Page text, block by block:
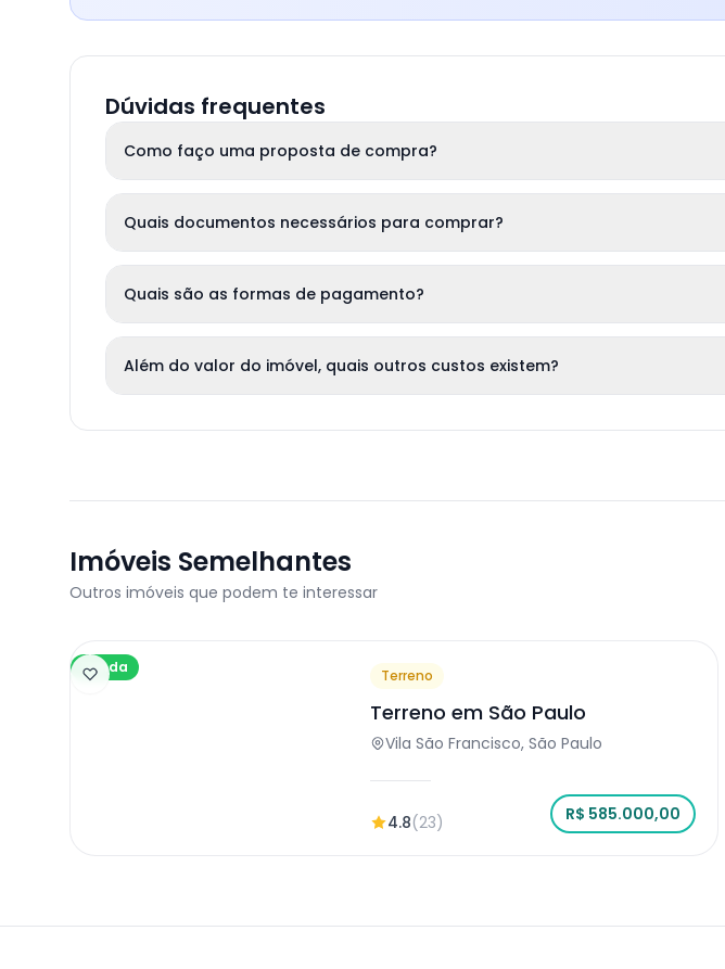
Dúvidas frequentes
Como faço uma proposta de compra?
Quais documentos necessários para comprar?
Quais são as formas de pagamento?
Além do valor do imóvel, quais outros custos existem?
Imóveis Semelhantes
Outros imóveis que podem te interessar
Venda Terreno
Terreno em São Paulo
Vila São Francisco, São Paulo
4.8(23) R$ 585.000,00